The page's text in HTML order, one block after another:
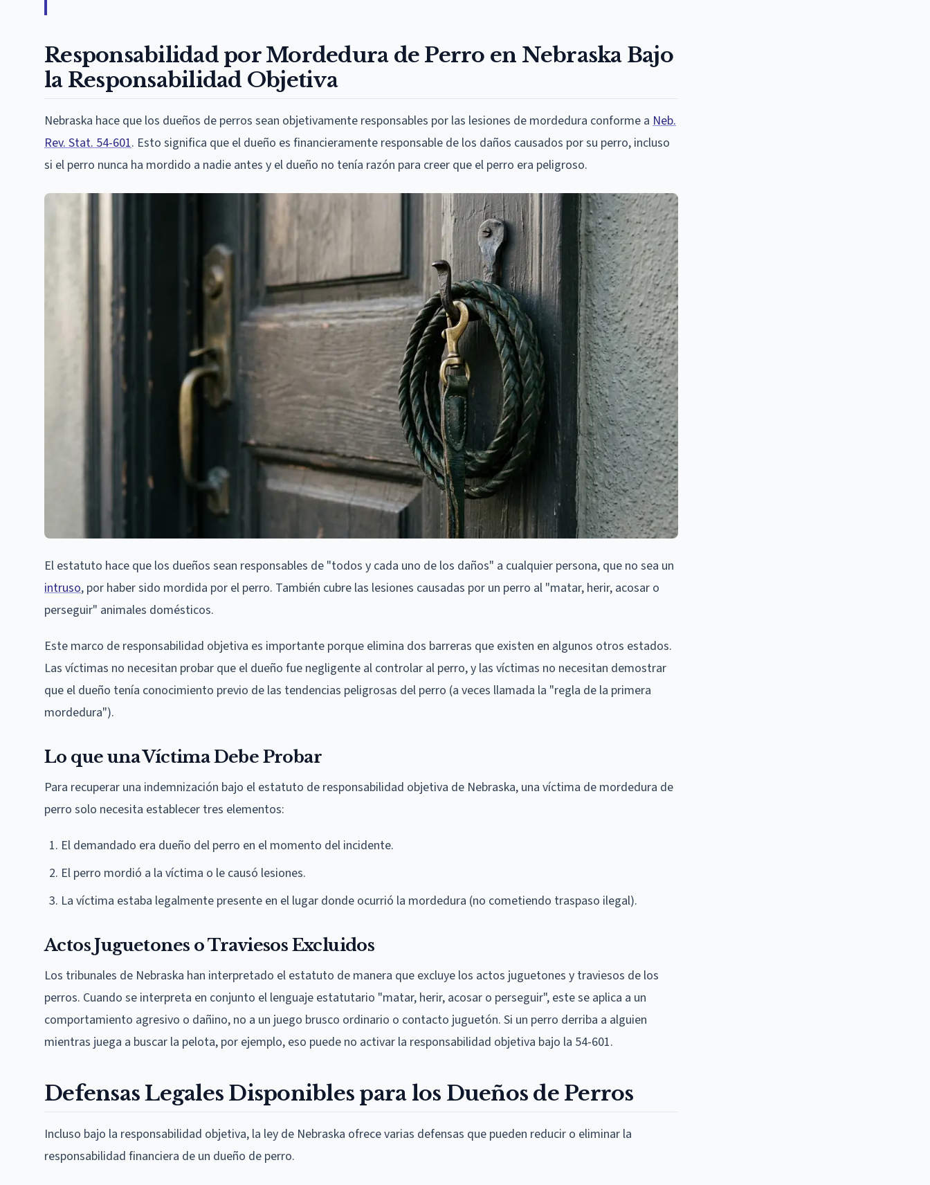
Responsabilidad por Mordedura de Perro en Nebraska Bajo
la Responsabilidad Objetiva
Nebraska hace que los dueños de perros sean objetivamente responsables por las lesiones de mordedura conforme a Neb.
Rev. Stat. 54-601. Esto significa que el dueño es financieramente responsable de los daños causados por su perro, incluso
si el perro nunca ha mordido a nadie antes y el dueño no tenía razón para creer que el perro era peligroso.
El estatuto hace que los dueños sean responsables de "todos y cada uno de los daños" a cualquier persona, que no sea un
intruso, por haber sido mordida por el perro. También cubre las lesiones causadas por un perro al "matar, herir, acosar o
perseguir" animales domésticos.
Este marco de responsabilidad objetiva es importante porque elimina dos barreras que existen en algunos otros estados.
Las víctimas no necesitan probar que el dueño fue negligente al controlar al perro, y las víctimas no necesitan demostrar
que el dueño tenía conocimiento previo de las tendencias peligrosas del perro (a veces llamada la "regla de la primera
mordedura").
Lo que una Víctima Debe Probar
Para recuperar una indemnización bajo el estatuto de responsabilidad objetiva de Nebraska, una víctima de mordedura de
perro solo necesita establecer tres elementos:
El demandado era dueño del perro en el momento del incidente.
El perro mordió a la víctima o le causó lesiones.
La víctima estaba legalmente presente en el lugar donde ocurrió la mordedura (no cometiendo traspaso ilegal).
Actos Juguetones o Traviesos Excluidos
Los tribunales de Nebraska han interpretado el estatuto de manera que excluye los actos juguetones y traviesos de los
perros. Cuando se interpreta en conjunto el lenguaje estatutario "matar, herir, acosar o perseguir", este se aplica a un
comportamiento agresivo o dañino, no a un juego brusco ordinario o contacto juguetón. Si un perro derriba a alguien
mientras juega a buscar la pelota, por ejemplo, eso puede no activar la responsabilidad objetiva bajo la 54-601.
Defensas Legales Disponibles para los Dueños de Perros
Incluso bajo la responsabilidad objetiva, la ley de Nebraska ofrece varias defensas que pueden reducir o eliminar la
responsabilidad financiera de un dueño de perro.